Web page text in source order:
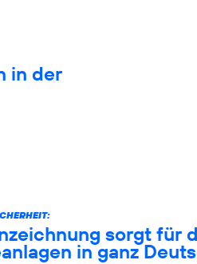
in der
sorgt für
in ganz